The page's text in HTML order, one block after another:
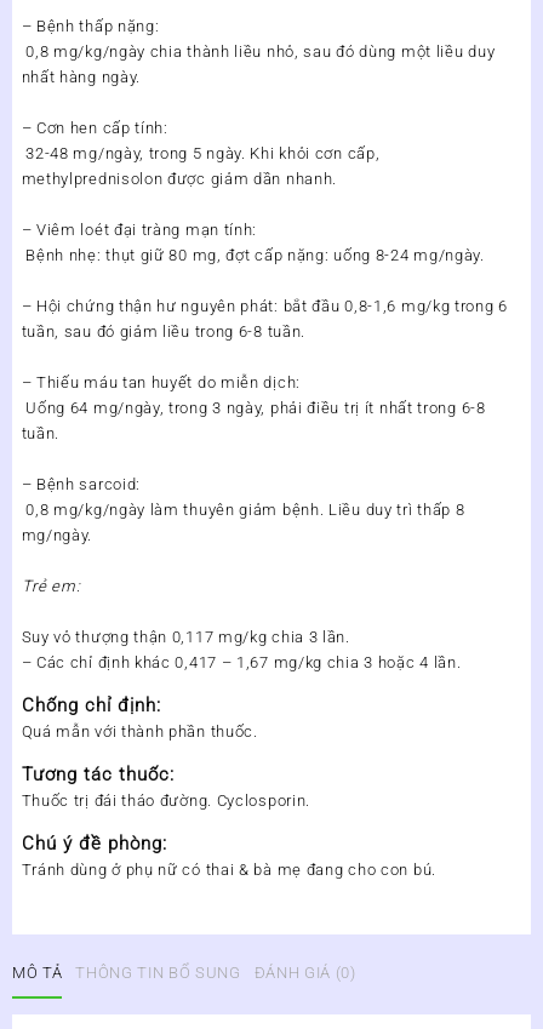
– Bệnh thấp nặng:
0,8 mg/kg/ngày chia thành liều nhỏ, sau đó dùng một liều duy
nhất hàng ngày.
– Cơn hen cấp tính:
32-48 mg/ngày, trong 5 ngày. Khi khỏi cơn cấp,
methylprednisolon được giảm dần nhanh.
– Viêm loét đại tràng mạn tính:
Bệnh nhẹ: thụt giữ 80 mg, đợt cấp nặng: uống 8-24 mg/ngày.
– Hội chứng thận hư nguyên phát: bắt đầu 0,8-1,6 mg/kg trong 6
tuần, sau đó giảm liều trong 6-8 tuần.
– Thiếu máu tan huyết do miễn dịch:
Uống 64 mg/ngày, trong 3 ngày, phải điều trị ít nhất trong 6-8
tuần.
– Bệnh sarcoid:
0,8 mg/kg/ngày làm thuyên giảm bệnh. Liều duy trì thấp 8
mg/ngày.
Trẻ em:
Suy vỏ thượng thận 0,117 mg/kg chia 3 lần.
– Các chỉ định khác 0,417 – 1,67 mg/kg chia 3 hoặc 4 lần.
Chống chỉ định:
Quá mẫn với thành phần thuốc.
Tương tác thuốc:
Thuốc trị đái tháo đường. Cyclosporin.
Chú ý đề phòng:
Tránh dùng ở phụ nữ có thai & bà mẹ đang cho con bú.
MÔ TẢ THÔNG TIN BỔ SUNG ĐÁNH GIÁ (0)